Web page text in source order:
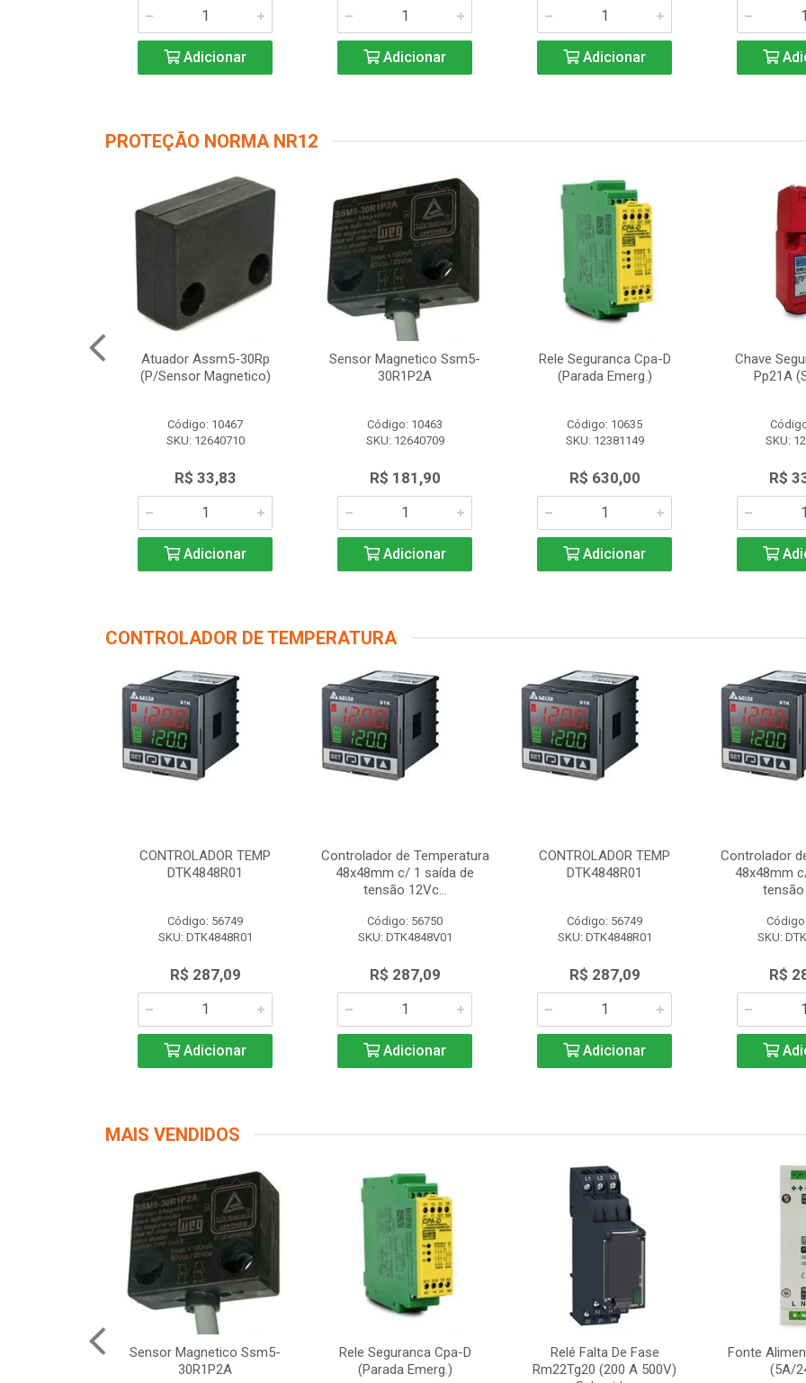
Adicionar Adicionar Adicionar
PROTEÇÃO NORMA NR12
Atuador Assm5-30Rp
(P/Sensor Magnetico)
Código: 10467
SKU: 12640710
R$ 33,83
Adicionar
Sensor Magnetico Ssm5-
30R1P2A
Código: 10463
SKU: 12640709
R$ 181,90
Adicionar
Rele Seguranca Cpa-D
(Parada Emerg.)
Código: 10635
SKU: 12381149
R$ 630,00
Adicionar
Chave
Pp21A
SKU:
R$
CONTROLADOR DE TEMPERATURA
CONTROLADOR TEMP
DTK4848R01
Código: 56749
SKU: DTK4848R01
R$ 287,09
Adicionar
Controlador de Temperatura
48x48mm c/ 1 saída de
tensão 12Vc...
Código: 56750
SKU: DTK4848V01
R$ 287,09
Adicionar
CONTROLADOR TEMP
DTK4848R01
Código: 56749
SKU: DTK4848R01
R$ 287,09
Adicionar
Controlador
48x48mm
tensão
SKU:
R$
MAIS VENDIDOS
Sensor Magnetico Ssm5-
30R1P2A
Rele Seguranca Cpa-D
(Parada Emerg.)
Relé Falta De Fase
Rm22Tg20 (200 A 500V)
Fonte
(5A/